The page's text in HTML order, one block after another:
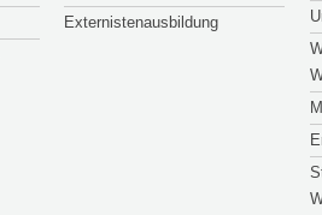
Externistenausbildung